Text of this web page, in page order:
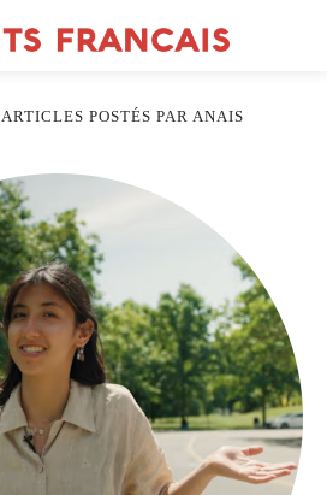
ARTICLES POSTÉS PAR ANAIS